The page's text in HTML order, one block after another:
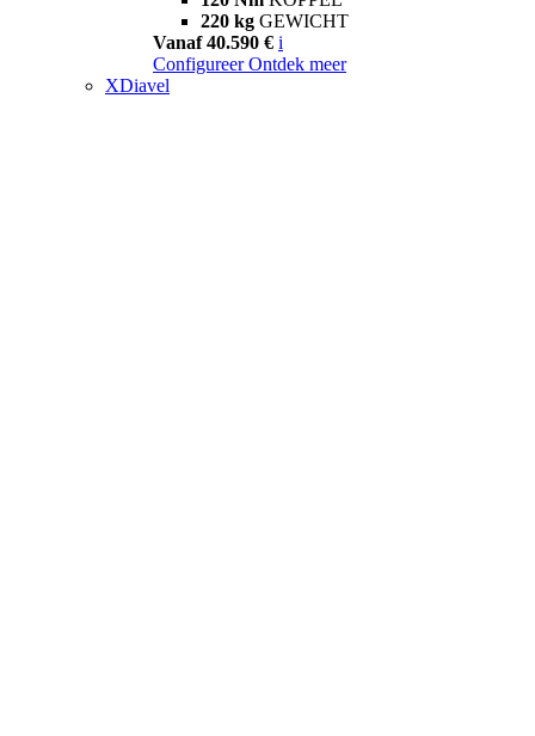
220 kg GEWICHT
Vanaf 40.590 € i
Configureer Ontdek meer
XDiavel